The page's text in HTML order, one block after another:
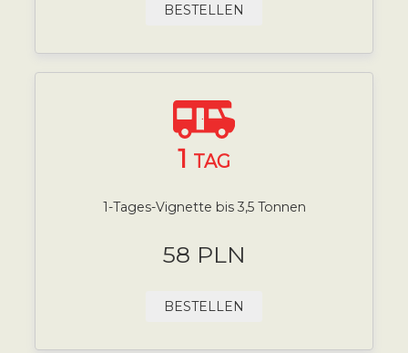
BESTELLEN
1 TAG
1-Tages-Vignette bis 3,5 Tonnen
58 PLN
BESTELLEN